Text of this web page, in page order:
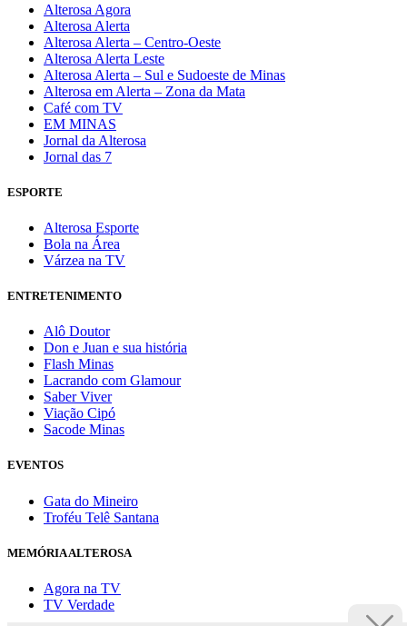
Alterosa Agora
Alterosa Alerta
Alterosa Alerta – Centro-Oeste
Alterosa Alerta Leste
Alterosa Alerta – Sul e Sudoeste de Minas
Alterosa em Alerta – Zona da Mata
Café com TV
EM MINAS
Jornal da Alterosa
Jornal das 7
ESPORTE
Alterosa Esporte
Bola na Área
Várzea na TV
ENTRETENIMENTO
Alô Doutor
Don e Juan e sua história
Flash Minas
Lacrando com Glamour
Saber Viver
Viação Cipó
Sacode Minas
EVENTOS
Gata do Mineiro
Troféu Telê Santana
MEMÓRIA ALTEROSA
Agora na TV
TV Verdade